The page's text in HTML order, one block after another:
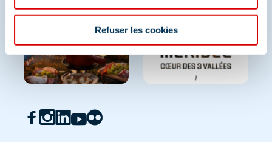
Refuser les cookies